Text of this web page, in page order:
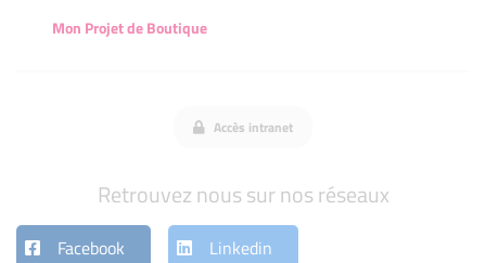
Mon Projet de Boutique
Accès intranet
Retrouvez nous sur nos réseaux
Facebook Linkedin